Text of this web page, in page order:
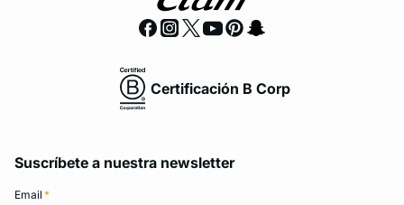
Certificación B Corp
Suscríbete a nuestra newsletter
Email *